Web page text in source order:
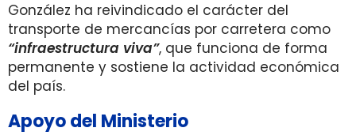
González ha reivindicado el carácter del
transporte de mercancías por carretera como
“infraestructura viva”, que funciona de forma
permanente y sostiene la actividad económica
del país.
Apoyo del Ministerio